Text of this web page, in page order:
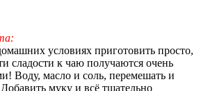
условиях приготовить просто,
сладости к чаю получаются очень
Воду, масло и соль, перемешать и
муку и всё тщательно